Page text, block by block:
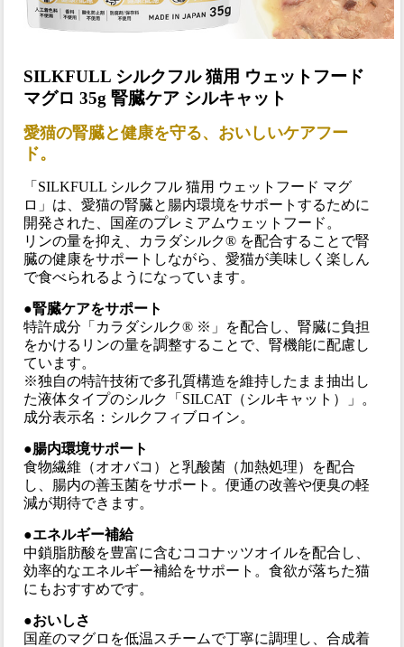
SILKFULL シルクフル 猫用 ウェットフード
マグロ 35g 腎臓ケア シルキャット
愛猫の腎臓と健康を守る、おいしいケアフー
ド。
「SILKFULL シルクフル 猫用 ウェットフード マグ
ロ」は、愛猫の腎臓と腸内環境をサポートするために
開発された、国産のプレミアムウェットフード。
リンの量を抑え、カラダシルク® を配合することで腎
臓の健康をサポートしながら、愛猫が美味しく楽しん
で食べられるようになっています。
●腎臓ケアをサポート
特許成分「カラダシルク® ※」を配合し、腎臓に負担
をかけるリンの量を調整することで、腎機能に配慮し
ています。
※独自の特許技術で多孔質構造を維持したまま抽出し
た液体タイプのシルク「SILCAT（シルキャット）」。
成分表示名：シルクフィブロイン。
●腸内環境サポート
食物繊維（オオバコ）と乳酸菌（加熱処理）を配合
し、腸内の善玉菌をサポート。便通の改善や便臭の軽
減が期待できます。
●エネルギー補給
中鎖脂肪酸を豊富に含むココナッツオイルを配合し、
効率的なエネルギー補給をサポート。食欲が落ちた猫
にもおすすめです。
●おいしさ
国産のマグロを低温スチームで丁寧に調理し、合成着